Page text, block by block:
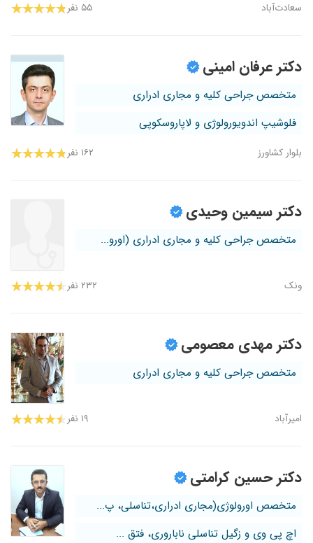
سعادت‌آباد ۵۵ نفر
دکتر عرفان امینی
متخصص جراحی کلیه و مجاری ادراری
فلوشیپ اندویورولوژی و لاپاروسکوپی
بلوار کشاورز ۱۶۲ نفر
دکتر سیمین وحیدی
متخصص جراحی کلیه و مجاری ادراری (اورو...
ونک ۲۳۲ نفر
دکتر مهدی معصومی
متخصص جراحی کلیه و مجاری ادراری
امیرآباد ۱۹ نفر
دکتر حسین کرامتی
متخصص اورولوژی(مجاری ادراری،تناسلی، پ...
اچ پی وی و زگیل تناسلی ناباروری، فتق ...